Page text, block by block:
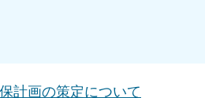
計画の策定について